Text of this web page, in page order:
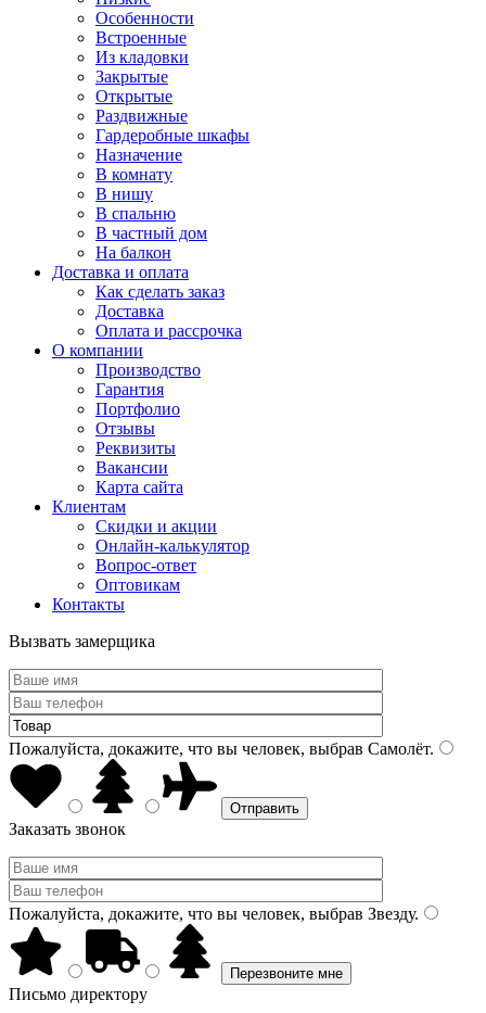
Особенности
Встроенные
Из кладовки
Закрытые
Открытые
Раздвижные
Гардеробные шкафы
Назначение
В комнату
В нишу
В спальню
В частный дом
На балкон
Доставка и оплата
Как сделать заказ
Доставка
Оплата и рассрочка
О компании
Производство
Гарантия
Портфолио
Отзывы
Реквизиты
Вакансии
Карта сайта
Клиентам
Скидки и акции
Онлайн-калькулятор
Вопрос-ответ
Оптовикам
Контакты
Вызвать замерщика
Пожалуйста, докажите, что вы человек, выбрав Самолёт.
Заказать звонок
Пожалуйста, докажите, что вы человек, выбрав Звезду.
Письмо директору